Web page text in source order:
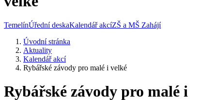
TemelínÚřední deskaKalendář akcíZŠ a MŠ Zahájí
Úvodní stránka
Aktuality
Kalendář akcí
Rybářské závody pro malé i velké
Rybářské závody pro malé i